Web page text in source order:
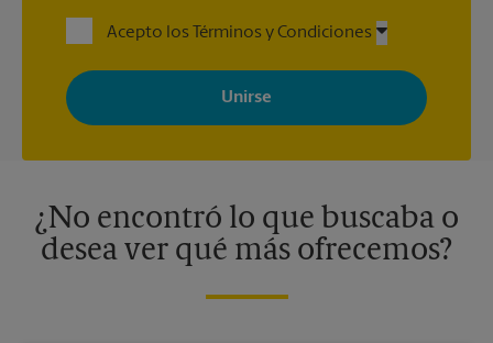
Acepto los Términos y Condiciones
Al registrarse, acepta recibir correos electrónicos de The UPS
Store con noticias, ofertas especiales, promociones y mensajes
adaptados a sus intereses. Puede darse de baja en cualquier
momento. Para más información, consulte nuestra política de
¿No encontró lo que buscaba o
desea ver qué más ofrecemos?